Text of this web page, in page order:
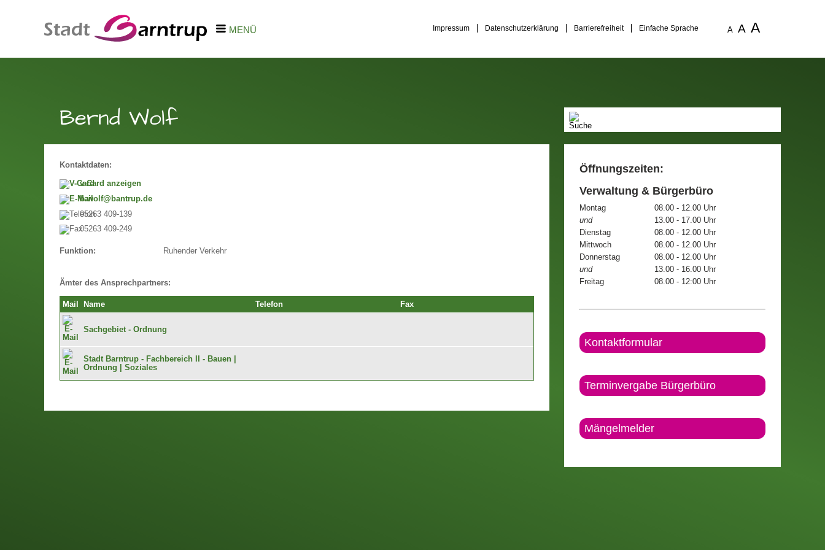
MENÜ Impressum Datenschutzerklärung Barrierefreiheit Einfache Sprache A A A
Bernd Wolf
Kontaktdaten:
v-Card anzeigen
b.wolf@bantrup.de
05263 409-139
05263 409-249
Funktion: Ruhender Verkehr
Ämter des Ansprechpartners:
Mail Name Telefon Fax
Sachgebiet - Ordnung
Stadt Barntrup - Fachbereich II - Bauen |
Ordnung | Soziales
Öffnungszeiten:
Verwaltung & Bürgerbüro
Montag
08.00 - 12.00 Uhr
und
13.00 - 17.00 Uhr
Dienstag
08.00 - 12.00 Uhr
Mittwoch
08.00 - 12.00 Uhr
Donnerstag
08.00 - 12.00 Uhr
und
13.00 - 16.00 Uhr
Freitag
08.00 - 12:00 Uhr
Kontaktformular
Terminvergabe Bürgerbüro
Mängelmelder